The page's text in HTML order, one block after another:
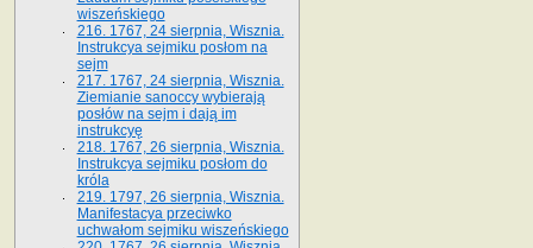
wiszeńskiego
216. 1767, 24 sierpnia, Wisznia.
Instrukcya sejmiku posłom na
sejm
217. 1767, 24 sierpnia, Wisznia.
Ziemianie sanoccy wybierają
posłów na sejm i dają im
instrukcyę
218. 1767, 26 sierpnia, Wisznia.
Instrukcya sejmiku posłom do
króla
219. 1797, 26 sierpnia, Wisznia.
Manifestacya przeciwko
uchwałom sejmiku wiszeńskiego